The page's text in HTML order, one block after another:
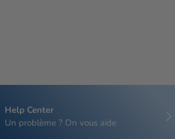
Help Center
Un problème ? On vous aide